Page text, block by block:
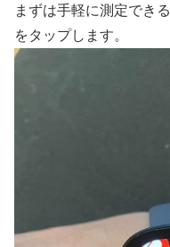
まずは手軽に測定でき
をタップします。